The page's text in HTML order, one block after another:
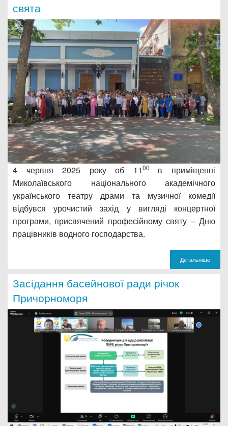
свята
4 червня 2025 року об 1100 в приміщенні
Миколаївського національного академічного
українського театру драми та музичної комедії
відбувся урочистий захід у вигляді концертної
програми, присвячений професійному святу – Дню
працівників водного господарства.
Детальніше
Засідання басейнової ради річок
Причорноморя